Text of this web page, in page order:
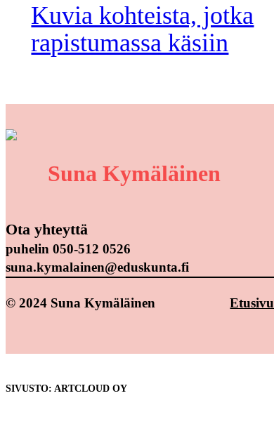
Kuvia kohteista, jotka
rapistumassa käsiin
Suna Kymäläinen
Ota yhteyttä
puhelin 050-512 0526
suna.kymalainen@eduskunta.fi
© 2024 Suna Kymäläinen Etusivu
SIVUSTO: ARTCLOUD OY